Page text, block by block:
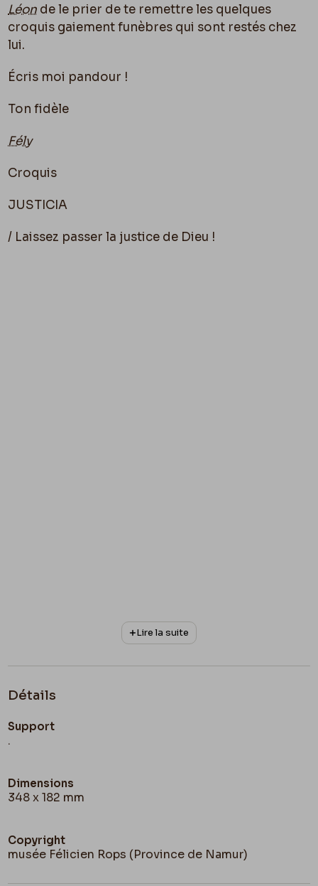
Léon de le prier de te remettre les quelques
croquis gaiement funèbres qui sont restés chez
lui.
Écris moi pandour !
Ton fidèle
Fély
Croquis
JUSTICIA
/ Laissez passer la justice de Dieu !
Lire la suite
Détails
Support
.
Dimensions
348 x 182 mm
Copyright
musée Félicien Rops (Province de Namur)